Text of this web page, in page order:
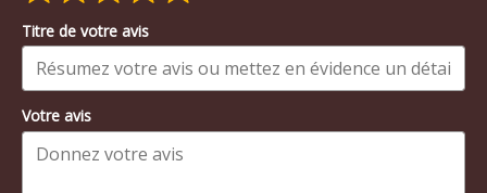
Titre de votre avis
Votre avis